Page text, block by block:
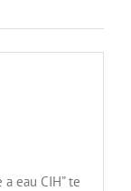
eau CIH” te